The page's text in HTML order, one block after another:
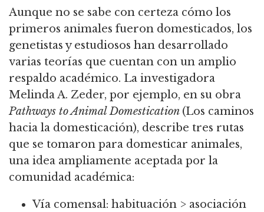
Aunque no se sabe con certeza cómo los
primeros animales fueron domesticados, los
genetistas y estudiosos han desarrollado
varias teorías que cuentan con un amplio
respaldo académico. La investigadora
Melinda A. Zeder, por ejemplo, en su obra
Pathways to Animal Domestication (Los caminos
hacia la domesticación), describe tres rutas
que se tomaron para domesticar animales,
una idea ampliamente aceptada por la
comunidad académica:
Vía comensal: habituación > asociación